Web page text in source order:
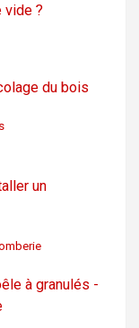
vide ?
du bois
un
à granulés -